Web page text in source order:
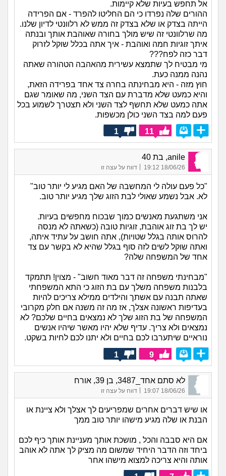
אל תחפש בעיות שלא קיימות.
ההורים שלה נפרדו כי הם החליטו להפרד - אם הפרידה
הייתה בצדק או שלא בצדק זה ממש לא רלוונטי לדיון שלנו.
מה שרלוונטי זה שיש מולך בחורה שאוהבת אותך ובנתה
איתך זוגיות חמה ואוהבת - איך אתה בכלל שוקל לזרוק
דבר כזה לפח???
מי מבטיח לך שתמצא עשירית מהאהבה הטהורה שאתה
נהנה ממנה כעת.
חוץ מזה - היא מבחינתה בחרה צד אחד בפרידה הזאת,
והיא כמעט שלא מדברת עם הצד השני, מה שאומר שגם
אתה כמעט שלא תחשף לצד השני ולא תצטרך לשמוע בכל
פעם למה בצד השני כולן מכשפות.
11
1
anile, בת 40
18/06/26 19:12 דווח על עצה זו
"כל פעם עולה לי המחשבה של האם מגיע לי יותר טוב"
לא. אבל נשמע שאולי לבת הזוג שלך מגיע יותר טוב.
אני משתגעת מאנשים כמוך שבכוח מחפשים בעיות.
יש לך בת זוג אוהבת, זוגיות טובה (כשאתה לא מנסה
להרוס אותה בגלל שטויות), אתה חושב על עתיד איתה,
ואתה שוקל לשים לזה סוף בגלל שהיא לא בקשר עם צד
אחד של המשפחה שלה?
"מבחינתי משפחה זה דבר מאוד חשוב" - מצוין! תתמקד
בלבנות משפחה משלך עם בת הזוג כי התא המשפחתי
שאתה תבנה עם אשתך והילדים ממילא צריכים להיות
בעדיפות ראשונה אצלך, אז מה זה משנה אם חלק מקרובי
המשפחה של בת הזוג שלך לא נמצאים בחיים שלכם? לא
נמצאים ולא צריך. עדיף שלא יהיו מאשר שיהיו אנשים
נוראיים שיתערבו לכם בחיים ולא יתנו לכם לחיות בשקט.
9
1
לא סתם אחד_3487, בן 39, אורח
18/06/26 19:07
| דווח על עצה זו
או שיש דברים אחרים שמפריעים לך אצלך ולא ציינת או
הבנת או שלה מגיע מישהו יותר טוב ממך
אם היא סבבה והכל , מושכת אותך מעניינת אותך כיף לכם
ביחד וזה הדבר היחיד שמשום מה מציק לך אתה לא אוהב
אותה והיא צריכה למצוא מישהו אחר